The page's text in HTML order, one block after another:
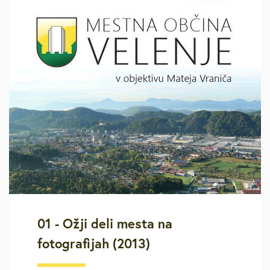
01 - Ožji deli mesta na
fotografijah (2013)